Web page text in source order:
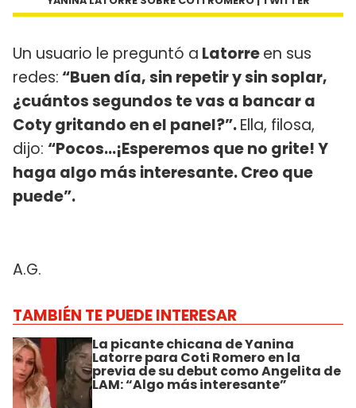
Un usuario le preguntó a Latorreen sus
redes: “Buen día, sin repetir y sin soplar,
¿cuántos segundos te vas a bancar a
Coty gritando en el panel?”.Ella, filosa,
dijo: “Pocos…¡Esperemos que no grite! Y
haga algo más interesante. Creo que
puede”.
A.G.
TAMBIÉN TE PUEDE INTERESAR
La picante chicana de Yanina
Latorre para Coti Romero en la
previa de su debut como Angelita de
LAM: “Algo más interesante”